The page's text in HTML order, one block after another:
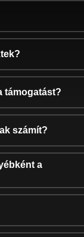
támogatást?
számít?
a